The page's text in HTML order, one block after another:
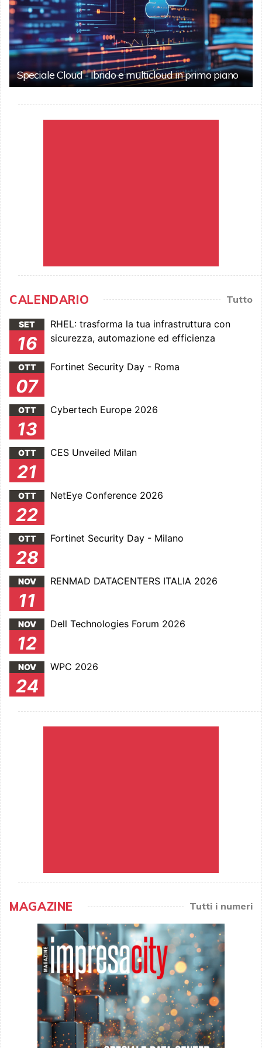
Speciale Cloud - Ibrido e multicloud in primo piano
CALENDARIO Tutto
SET
16
RHEL: trasforma la tua infrastruttura con
sicurezza, automazione ed efficienza
OTT
07
Fortinet Security Day - Roma
OTT
13
Cybertech Europe 2026
OTT
21
CES Unveiled Milan
OTT
22
NetEye Conference 2026
OTT
28
Fortinet Security Day - Milano
NOV
11
RENMAD DATACENTERS ITALIA 2026
NOV
12
Dell Technologies Forum 2026
NOV
24
WPC 2026
MAGAZINE Tutti i numeri